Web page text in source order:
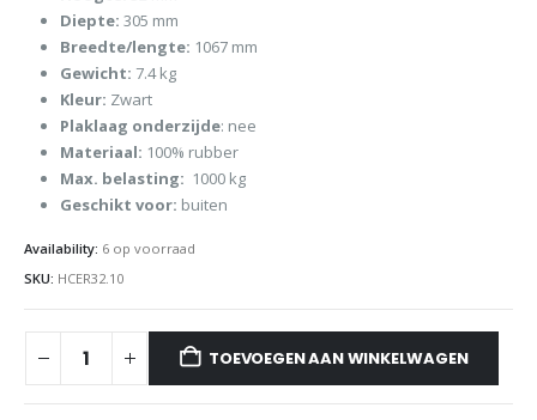
Diepte: 305 mm
Breedte/lengte: 1067 mm
Gewicht: 7.4 kg
Kleur: Zwart
Plaklaag onderzijde: nee
Materiaal: 100% rubber
Max. belasting: 1000 kg
Geschikt voor: buiten
Availability: 6 op voorraad
SKU: HCER32.10
TOEVOEGEN AAN WINKELWAGEN